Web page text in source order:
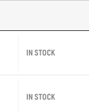
IN STOCK
IN STOCK